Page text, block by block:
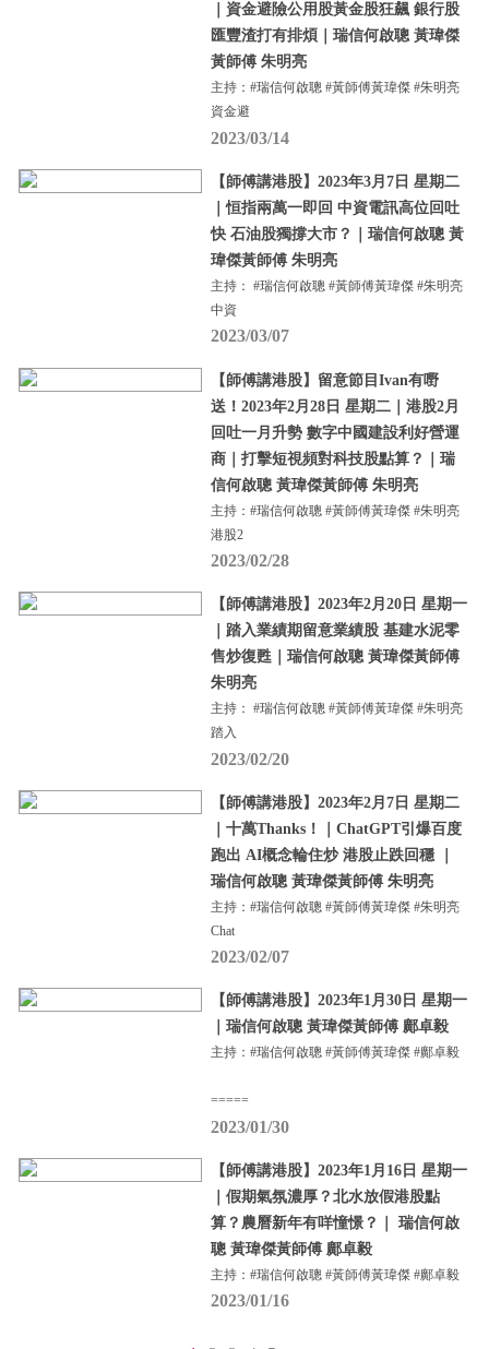
｜資金避險公用股黃金股狂飆 銀行股
匯豐渣打有排煩｜瑞信何啟聰 黃瑋傑
黃師傅 朱明亮
主持：#瑞信何啟聰 #黃師傅黃瑋傑 #朱明亮
資金避
2023/03/14
【師傅講港股】2023年3月7日 星期二
｜恒指兩萬一即回 中資電訊高位回吐
快 石油股獨撐大市？｜瑞信何啟聰 黃
瑋傑黃師傅 朱明亮
主持： #瑞信何啟聰 #黃師傅黃瑋傑 #朱明亮
中資
2023/03/07
【師傅講港股】留意節目Ivan有嘢
送！2023年2月28日 星期二｜港股2月
回吐一月升勢 數字中國建設利好營運
商｜打擊短視頻對科技股點算？｜瑞
信何啟聰 黃瑋傑黃師傅 朱明亮
主持：#瑞信何啟聰 #黃師傅黃瑋傑 #朱明亮
港股2
2023/02/28
【師傅講港股】2023年2月20日 星期一
｜踏入業績期留意業績股 基建水泥零
售炒復甦｜瑞信何啟聰 黃瑋傑黃師傅
朱明亮
主持： #瑞信何啟聰 #黃師傅黃瑋傑 #朱明亮
踏入
2023/02/20
【師傅講港股】2023年2月7日 星期二
｜十萬Thanks！｜ChatGPT引爆百度
跑出 AI概念輪住炒 港股止跌回穩 ｜
瑞信何啟聰 黃瑋傑黃師傅 朱明亮
主持：#瑞信何啟聰 #黃師傅黃瑋傑 #朱明亮
Chat
2023/02/07
【師傅講港股】2023年1月30日 星期一
｜瑞信何啟聰 黃瑋傑黃師傅 鄺卓毅
主持：#瑞信何啟聰 #黃師傅黃瑋傑 #鄺卓毅
=====
2023/01/30
【師傅講港股】2023年1月16日 星期一
｜假期氣氛濃厚？北水放假港股點
算？農曆新年有咩憧憬？｜ 瑞信何啟
聰 黃瑋傑黃師傅 鄺卓毅
主持：#瑞信何啟聰 #黃師傅黃瑋傑 #鄺卓毅
2023/01/16